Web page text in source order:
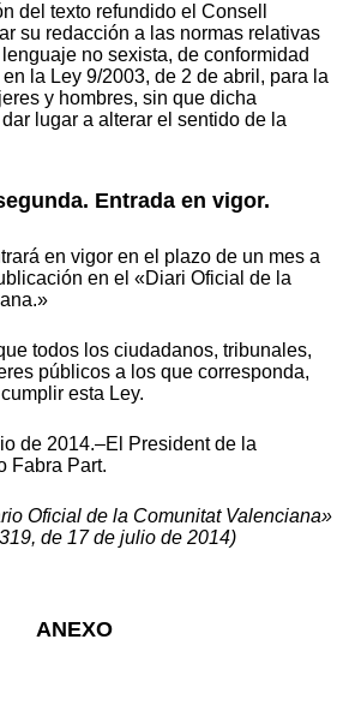
del texto refundido el Consell
su redacción a las normas relativas
no sexista, de conformidad
la Ley 9/2003, de 2 de abril, para la
y hombres, sin que dicha
lugar a alterar el sentido de la
Entrada en vigor.
en vigor en el plazo de un mes a
en el «Diari Oficial de la
todos los ciudadanos, tribunales,
públicos a los que corresponda,
esta Ley.
de 2014.–El President de la
Fabra Part.
Oficial de la Comunitat Valenciana»
de 17 de julio de 2014)
ANEXO